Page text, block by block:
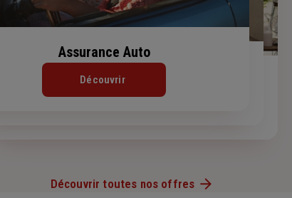
Assurance de prêt immobilier
Assurance Habitation
Découvrir
Assurance Auto
Découvrir
Découvrir toutes nos offres